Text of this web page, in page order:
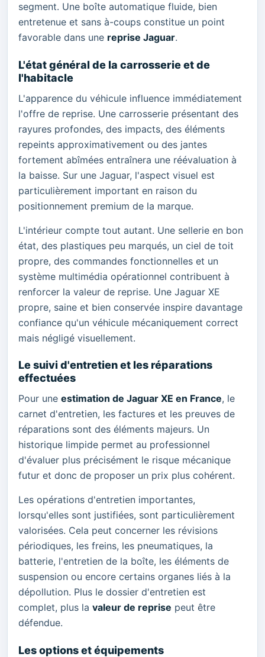
segment. Une boîte automatique fluide, bien
entretenue et sans à-coups constitue un point
favorable dans une reprise Jaguar.
L'état général de la carrosserie et de
l'habitacle
L'apparence du véhicule influence immédiatement
l'offre de reprise. Une carrosserie présentant des
rayures profondes, des impacts, des éléments
repeints approximativement ou des jantes
fortement abîmées entraînera une réévaluation à
la baisse. Sur une Jaguar, l'aspect visuel est
particulièrement important en raison du
positionnement premium de la marque.
L'intérieur compte tout autant. Une sellerie en bon
état, des plastiques peu marqués, un ciel de toit
propre, des commandes fonctionnelles et un
système multimédia opérationnel contribuent à
renforcer la valeur de reprise. Une Jaguar XE
propre, saine et bien conservée inspire davantage
confiance qu'un véhicule mécaniquement correct
mais négligé visuellement.
Le suivi d'entretien et les réparations
effectuées
Pour une estimation de Jaguar XE en France, le
carnet d'entretien, les factures et les preuves de
réparations sont des éléments majeurs. Un
historique limpide permet au professionnel
d'évaluer plus précisément le risque mécanique
futur et donc de proposer un prix plus cohérent.
Les opérations d'entretien importantes,
lorsqu'elles sont justifiées, sont particulièrement
valorisées. Cela peut concerner les révisions
périodiques, les freins, les pneumatiques, la
batterie, l'entretien de la boîte, les éléments de
suspension ou encore certains organes liés à la
dépollution. Plus le dossier d'entretien est
complet, plus la valeur de reprise peut être
défendue.
Les options et équipements